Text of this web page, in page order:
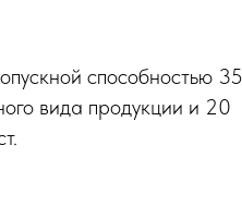
способностью
вида продукции и 20